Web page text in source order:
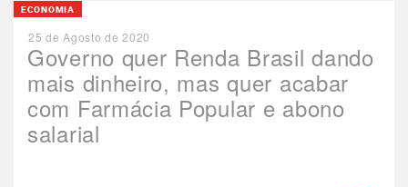
Governo quer Renda Brasil dando
mais dinheiro, mas quer acabar
com Farmácia Popular e abono
salarial
ECONOMIA
25 de Agosto de 2020